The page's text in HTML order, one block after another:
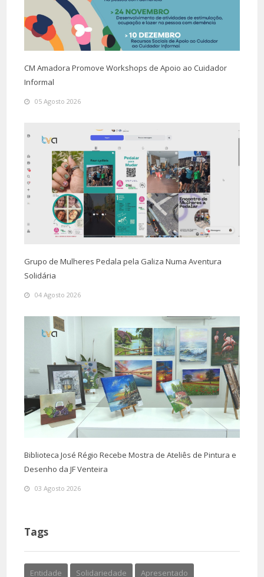
CM Amadora Promove Workshops de Apoio ao Cuidador
Informal
05 Agosto 2026
Grupo de Mulheres Pedala pela Galiza Numa Aventura
Solidária
04 Agosto 2026
Biblioteca José Régio Recebe Mostra de Ateliês de Pintura e
Desenho da JF Venteira
03 Agosto 2026
Tags
Entidade Solidariedade Apresentado